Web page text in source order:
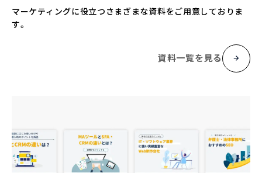
マーケティングに役立つさまざまな資料をご用意しておりま
す。
資料一覧を見る